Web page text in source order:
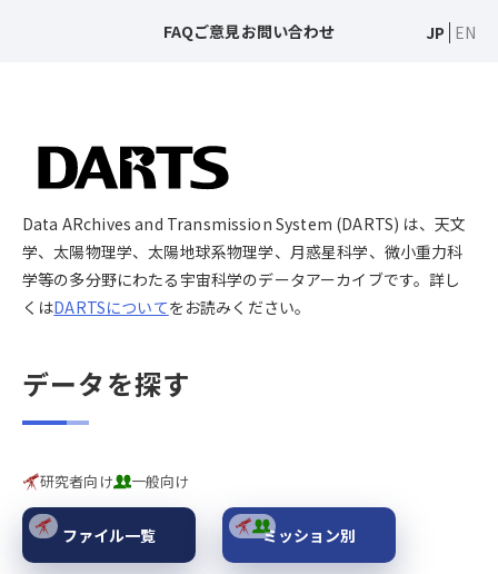
FAQご意見お問い合わせ JP EN
Data ARchives and Transmission System (DARTS) は、天文
学、太陽物理学、太陽地球系物理学、月惑星科学、微小重力科
学等の多分野にわたる宇宙科学のデータアーカイブです。詳し
くはDARTSについてをお読みください。
データを探す
研究者向け 一般向け
ファイル一覧 ミッション別